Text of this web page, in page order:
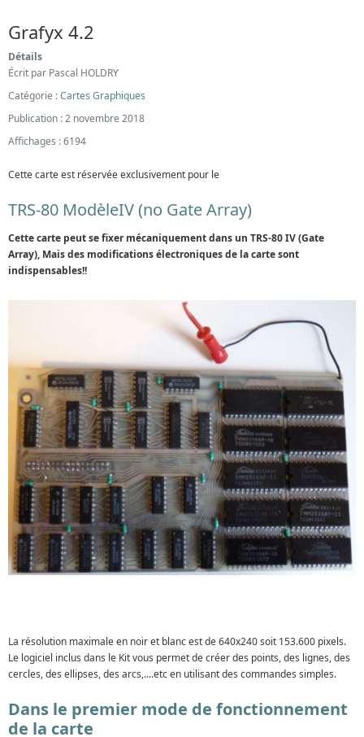
Grafyx 4.2
Détails
Écrit par Pascal HOLDRY
Catégorie :Cartes Graphiques
Publication : 2 novembre 2018
Affichages : 6194
Cette carte est réservée exclusivement pour le
TRS-80 ModèleIV (no Gate Array)
Cette carte peut se fixer mécaniquement dans un TRS-80 IV (Gate
Array), Mais des modifications électroniques de la carte sont
indispensables!!
La résolution maximale en noir et blanc est de 640x240 soit 153.600 pixels.
Le logiciel inclus dans le Kit vous permet de créer des points, des lignes, des
cercles, des ellipses, des arcs,....etc en utilisant des commandes simples.
Dans le premier mode de fonctionnement
de la carte